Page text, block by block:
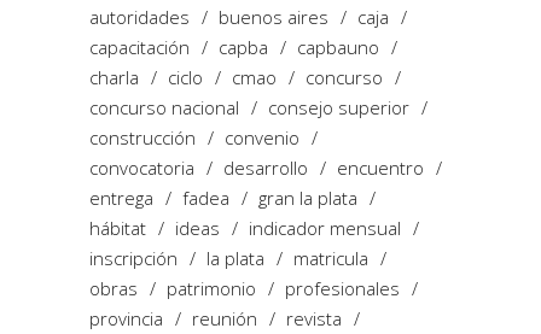
autoridades
buenos aires
caja
capacitación
capba
capbauno
charla
ciclo cmao
concurso
concurso nacional
consejo superior
construcción
convenio
convocatoria
desarrollo
encuentro
entrega
fadea
gran la plata
hábitat
ideas
indicador mensual
inscripción
la plata
matricula
obras
patrimonio
profesionales
provincia
reunión
revista